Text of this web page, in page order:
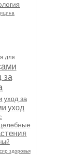
для
за
уход за
уход
здоровья